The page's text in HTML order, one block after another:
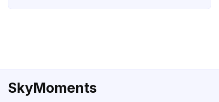
SkyMoments